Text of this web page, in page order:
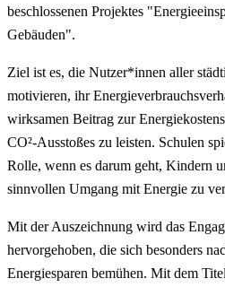
beschlossenen Projektes
Gebäuden".
Ziel ist es, die Nutzer*innen aller
motivieren, ihr
wirksamen Beitrag zur
CO²-Ausstoßes zu leisten. Schulen
Rolle, wenn es darum geht, Kindern
sinnvollen Umgang mit Energie zu
Mit der Auszeichnung wird das
hervorgehoben, die sich besonders
Energiesparen bemühen. Mit dem